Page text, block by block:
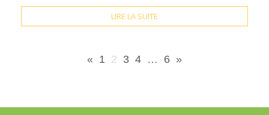
LIRE LA SUITE
« 1 2 3 4 … 6 »